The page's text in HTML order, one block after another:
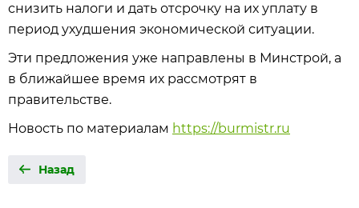
снизить налоги и дать отсрочку на их уплату в
период ухудшения экономической ситуации.
Эти предложения уже направлены в Минстрой, а
в ближайшее время их рассмотрят в
правительстве.
Новость по материалам https://burmistr.ru
Назад